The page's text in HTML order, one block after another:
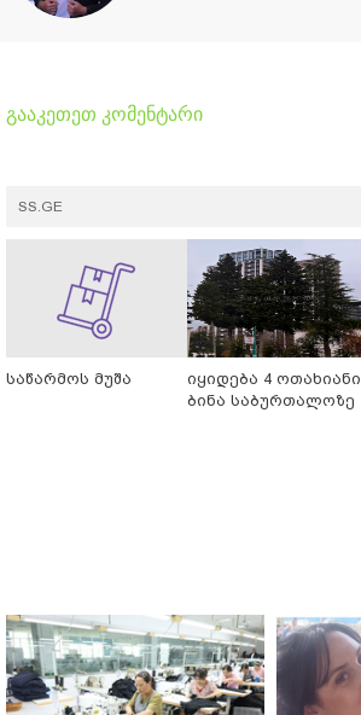
გააკეთეთ კომენტარი
SS.GE
საწარმოს მუშა
იყიდება 4 ოთახიანი
ბინა საბურთალოზე